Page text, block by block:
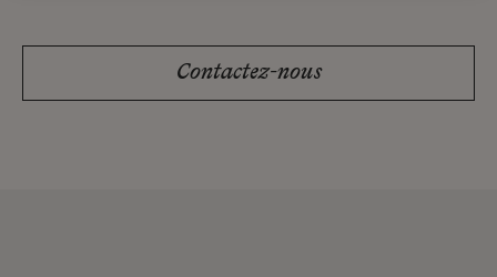
Contactez-nous